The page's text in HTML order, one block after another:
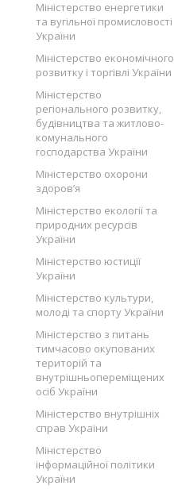
Міністерство енергетики
та вугільної промисловості
України
Міністерство економічного
розвитку і торгівлі України
Міністерство
регіонального розвитку,
будівництва та житлово-
комунального
господарства України
Міністерство охорони
здоров’я
Міністерство екології та
природних ресурсів
України
Міністерство юстиції
України
Міністерство культури,
молоді та спорту України
Міністерство з питань
тимчасово окупованих
територій та
внутрішньопереміщених
осіб України
Міністерство внутрішніх
справ України
Міністерство
інформаційної політики
України